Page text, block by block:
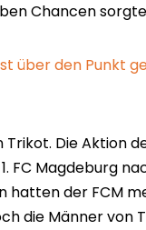
Chancen
über den Punkt
Trikot. Die Aktion
FC Magdeburg
hatten der FCM
die Männer von